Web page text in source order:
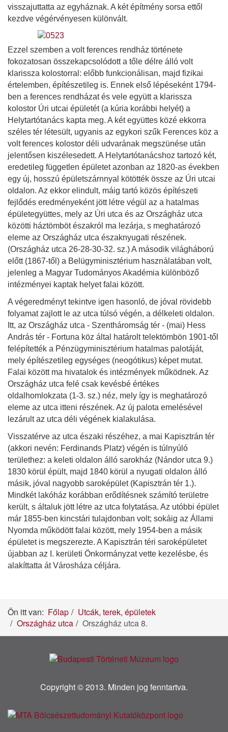
visszajuttatta az egyháznak. A két építmény sorsa ettől
kezdve végérvényesen különvált.
Ezzel szemben a volt ferences rendház története
fokozatosan összekapcsolódott a tőle délre álló volt
klarissza kolostorral: előbb funkcionálisan, majd fizikai
értelemben, építészetileg is. Ennek első lépéseként 1794-
ben a ferences rendházat és vele együtt a klarissza
kolostor Úri utcai épületét (a kúria korábbi helyét) a
Helytartótanács kapta meg. A két együttes közé ekkorra
széles tér létesült, ugyanis az egykori szűk Ferences köz a
volt ferences kolostor déli udvarának megszünése után
jelentősen kiszélesedett. A Helytartótanácshoz tartozó két,
eredetileg független épületet azonban az 1820-as években
egy új, hosszú épületszárnnyal kötötték össze az Úri utcai
oldalon. Az ekkor elindult, máig tartó közös építészeti
fejlődés eredményeként jött létre végül az a hatalmas
épületegyüttes, mely az Úri utca és az Országház utca
közötti háztömböt északról ma lezárja, s meghatározó
eleme az Országház utca északnyugati részének.
(Országház utca 26-28-30-32. sz.) A második világháború
előtt (1867-től) a Belügyminisztérium használatában volt,
jelenleg a Magyar Tudományos Akadémia különböző
intézményei kaptak helyet falai között.
A végeredményt tekintve igen hasonló, de jóval rövidebb
folyamat zajlott le az utca túlsó végén, a délkeleti oldalon.
Itt, az Országház utca - Szentháromság tér - (mai) Hess
András tér - Fortuna köz által határolt telektömbön 1901-től
felépítették a Pénzügyminisztérium hatalmas palotáját,
mely építészetileg egységes (neogótikus) képet mutat.
Falai között ma hivatalok és intézmények működnek. Az
Országház utca felé csak kevésbé értékes
oldalhomlokzata (1-3. sz.) néz, mely így is meghatározó
eleme az utca itteni részének. Az új palota emelésével
lezárult az utca déli végének kialakulása.
Visszatérve az utca északi részéhez, a mai Kapisztrán tér
(akkori nevén: Ferdinands Platz) végén is túlnyúló
területhez: a keleti oldalon álló sarokház (Nándor utca 9.)
1830 körül épült, majd 1840 körül a nyugati oldalon álló
másik, jóval nagyobb saroképület (Kapisztrán tér 1.).
Mindkét lakóház korábban erődítésnek számító területre
került, s általuk jött létre az utca folytatása. Az utóbbi épület
már 1855-ben kincstári tulajdonban volt; sokáig az Állami
Nyomda működött falai között, mely 1954-ben a másik
épületet is megszerezte. A Kapisztrán téri saroképületet
újabban az I. kerületi Önkormányzat vette kezelésbe, és
alakíttatta át Városháza céljára.
Ön itt van: Főlap
Utcák, terek, épületek
Országház utca
Országház utca 8.
Copyright © 2013. Minden jog fenntartva.